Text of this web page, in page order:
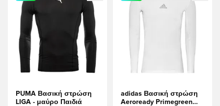
PUMA Βασική στρώση
LIGA - μαύρο Παιδιά
adidas Βασική στρώση
Aeroready Primegreen